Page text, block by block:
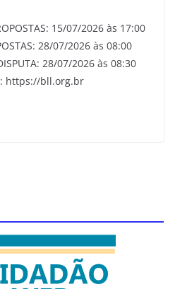
15/07/2026 às 17:00
28/07/2026 às 08:00
28/07/2026 às 08:30
https://bll.org.br